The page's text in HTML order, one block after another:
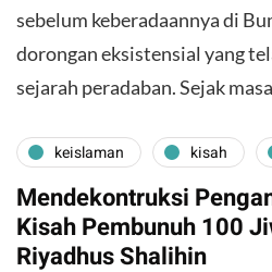
sebelum keberadaannya di
dorongan eksistensial yang
sejarah peradaban. Sejak
keislaman kisah
Mendekontruksi
Kisah Pembunuh 100
Riyadhus Shalihin